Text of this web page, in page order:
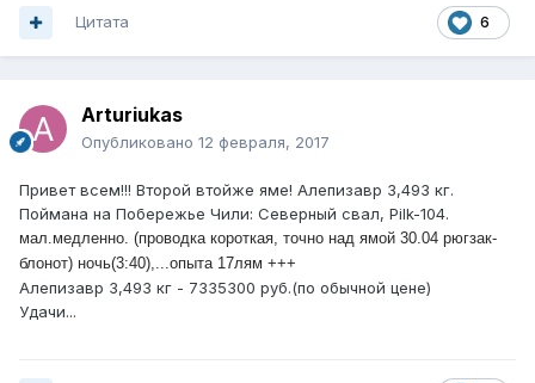
6
Цитата
Arturiukas
Опубликовано 12 февраля, 2017
Привет всем!!! Второй втойже яме! Алепизавр 3,493 кг.
Поймана на Побережье Чили: Северный свал, Pilk-104.
мал.медленно. (проводка короткая, точно над ямой 30.04 рюгзак-
блонот) ночь(3:40),...опыта 17лям +++
Алепизавр 3,493 кг - 7335300 руб.(по обычной цене)
Удачи...